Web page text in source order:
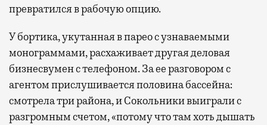
превратился в рабочую опцию.
У бортика, укутанная в парео с узнаваемыми
монограммами, расхаживает другая деловая
бизнесвумен с телефоном. За ее разговором с
агентом прислушивается половина бассейна:
смотрела три района, и Сокольники выиграли с
разгромным счетом, «потому что там хоть дышать